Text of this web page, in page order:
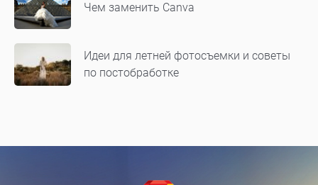
Чем заменить Canva
Идеи для летней фотосъемки и советы
по постобработке